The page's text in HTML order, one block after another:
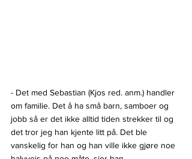
- Det med Sebastian (Kjos red. anm.) handler
om familie. Det å ha små barn, samboer og
jobb så er det ikke alltid tiden strekker til og
det tror jeg han kjente litt på. Det ble
vanskelig for han og han ville ikke gjøre noe